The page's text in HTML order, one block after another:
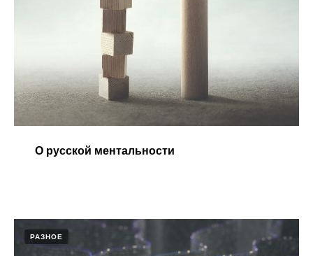
О русской ментальности
РАЗНОЕ